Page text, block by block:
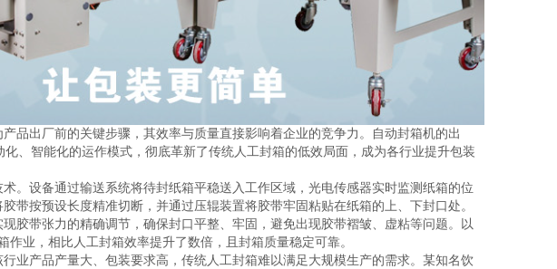
品出厂前的关键步骤，其效率与质量直接影响着企业的竞争力。自动封箱机的出
、智能化的运作模式，彻底革新了传统人工封箱的低效局面，成为各行业提升包装
。设备通过输送系统将待封纸箱平稳送入工作区域，光电传感器实时监测纸箱的位
带按预设长度精准切断，并通过压辊装置将胶带牢固粘贴在纸箱的上、下封口处。
胶带张力的精确调节，确保封口平整、牢固，避免出现胶带褶皱、虚粘等问题。以
业，相比人工封箱效率提升了数倍，且封箱质量稳定可靠。
业产品产量大、包装要求高，传统人工封箱难以满足大规模生产的需求。某知名饮